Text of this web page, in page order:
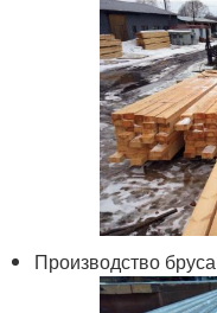
Производство бруса